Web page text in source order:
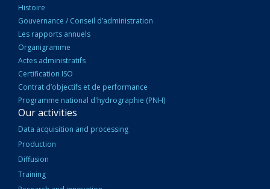
Histoire
Gouvernance / Conseil d’administration
Les rapports annuels
Organigramme
Actes administratifs
Certification ISO
Contrat d’objectifs et de performance
Programme national d'hydrographie (PNH)
Our activities
Data acquisition and processing
Production
Diffusion
Training